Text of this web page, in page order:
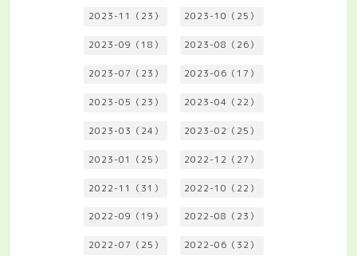
2023-11（23） 2023-10（25）
2023-09（18） 2023-08（26）
2023-07（23） 2023-06（17）
2023-05（23） 2023-04（22）
2023-03（24） 2023-02（25）
2023-01（25） 2022-12（27）
2022-11（31） 2022-10（22）
2022-09（19） 2022-08（23）
2022-07（25） 2022-06（32）